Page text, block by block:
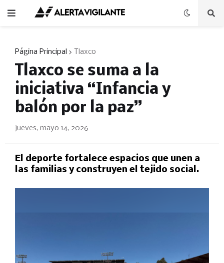
Página Principal Tlaxco
Tlaxco se suma a la
iniciativa “Infancia y
balón por la paz”
jueves, mayo 14, 2026
El deporte fortalece espacios que unen a
las familias y construyen el tejido social.